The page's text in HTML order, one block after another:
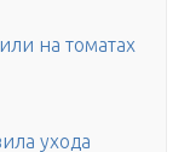
на томатах
ухода